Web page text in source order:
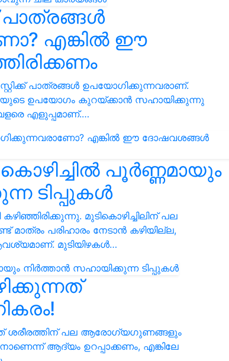
പാത്രങ്ങൾ
എങ്കിൽ ഈ
പാത്രങ്ങൾ ഉപയോഗിക്കുന്നവരാണ്.
ഉപയോഗം കുറയ്ക്കാൻ സഹായിക്കുന്നു
എളുപ്പമാണ്.…
പൂർണ്ണമായും
ടിപ്പുകൾ
മുടികൊഴിച്ചിലിന് പല
മാത്രം പരിഹാരം നേടാൻ കഴിയില്ല,
മുടിയിഴകൾ…
ശരീരത്തിന് പല ആരോഗ്യഗുണങ്ങളും
ആദ്യം ഉറപ്പാക്കണം, എങ്കിലേ